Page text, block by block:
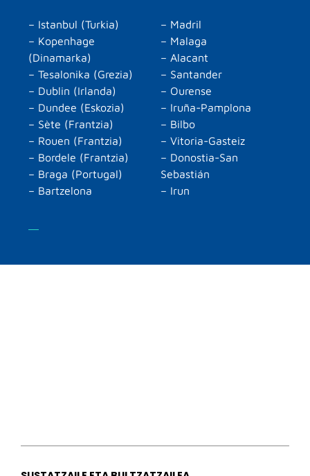
– Istanbul (Turkia)
– Kopenhage
(Dinamarka)
– Tesalonika (Grezia)
– Dublin (Irlanda)
– Dundee (Eskozia)
– Sète (Frantzia)
– Rouen (Frantzia)
– Bordele (Frantzia)
– Braga (Portugal)
– Bartzelona
– Madril
– Malaga
– Alacant
– Santander
– Ourense
– Iruña-Pamplona
– Bilbo
– Vitoria-Gasteiz
– Donostia-San
Sebastián
– Irun